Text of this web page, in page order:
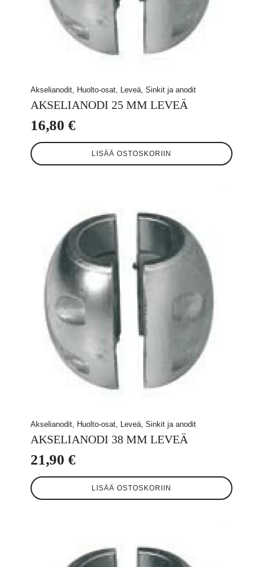
Akselianodit, Huolto-osat, Leveä, Sinkit ja anodit
AKSELIANODI 25 MM LEVEÄ
16,80 €
LISÄÄ OSTOSKORIIN
Akselianodit, Huolto-osat, Leveä, Sinkit ja anodit
AKSELIANODI 38 MM LEVEÄ
21,90 €
LISÄÄ OSTOSKORIIN